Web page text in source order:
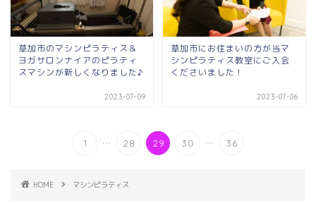
草加市のマシンピラティス＆
ヨガサロンナイアのピラティ
スマシンが新しくなりました♪
2023-07-09
草加市にお住まいの方が当マ
シンピラティス教室にご入会
くださいました！
2023-07-06
1 ... 28 29 30 ... 36
HOME マシンピラティス